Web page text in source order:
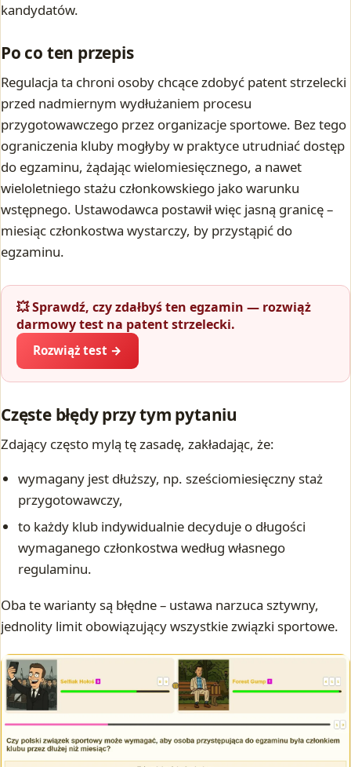
kandydatów.
Po co ten przepis
Regulacja ta chroni osoby chcące zdobyć patent strzelecki
przed nadmiernym wydłużaniem procesu
przygotowawczego przez organizacje sportowe. Bez tego
ograniczenia kluby mogłyby w praktyce utrudniać dostęp
do egzaminu, żądając wielomiesięcznego, a nawet
wieloletniego stażu członkowskiego jako warunku
wstępnego. Ustawodawca postawił więc jasną granicę –
miesiąc członkostwa wystarczy, by przystąpić do
egzaminu.
💥 Sprawdź, czy zdałbyś ten egzamin — rozwiąż
darmowy test na patent strzelecki.
Rozwiąż test →
Częste błędy przy tym pytaniu
Zdający często mylą tę zasadę, zakładając, że:
wymagany jest dłuższy, np. sześciomiesięczny staż
przygotowawczy,
to każdy klub indywidualnie decyduje o długości
wymaganego członkostwa według własnego
regulaminu.
Oba te warianty są błędne – ustawa narzuca sztywny,
jednolity limit obowiązujący wszystkie związki sportowe.